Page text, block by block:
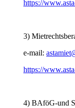
https://
3)
e-mail:
https://
4) BAföG-und